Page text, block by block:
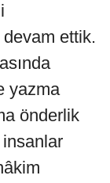
devam ettik.
yazma
önderlik
insanlar